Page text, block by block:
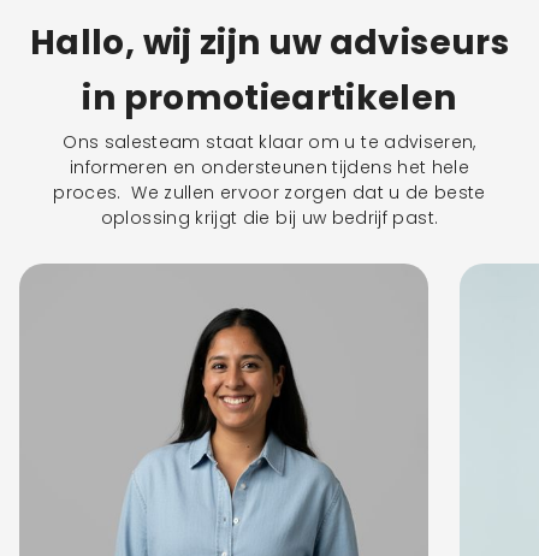
Hallo, wij zijn uw adviseurs
in promotieartikelen
Ons salesteam staat klaar om u te adviseren,
informeren en ondersteunen tijdens het hele
proces. We zullen ervoor zorgen dat u de beste
oplossing krijgt die bij uw bedrijf past.